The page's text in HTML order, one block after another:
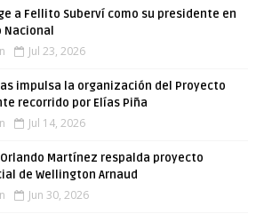
a Fellito Suberví como su presidente en
Jul 23, 2026
impulsa la organización del Proyecto
recorrido por Elías Piña
Jul 14, 2026
Martínez respalda proyecto
de Wellington Arnaud
Jun 30, 2026